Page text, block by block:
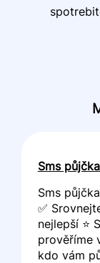
Sms
Sms
✅
nejlepší ⭐
prověříme
kdo vám